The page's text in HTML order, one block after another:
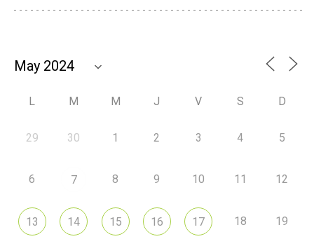
L M M J V S D
29 30 1 2 3 4 5
6 7 8 9 10 11 12
13 14 15 16 17 18 19